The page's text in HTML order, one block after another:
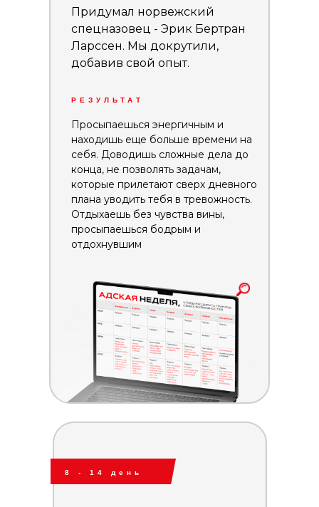
РЕЗУЛЬТАТ
Придумал норвежский
спецназовец - Эрик Бертран
Ларссен. Мы докрутили,
добавив свой опыт.
Просыпаешься энергичным и
находишь еще больше времени на
себя. Доводишь сложные дела до
конца, не позволять задачам,
которые прилетают сверх дневного
плана уводить тебя в тревожность.
Отдыхаешь без чувства вины,
просыпаешься бодрым и
отдохнувшим
8 - 14 день